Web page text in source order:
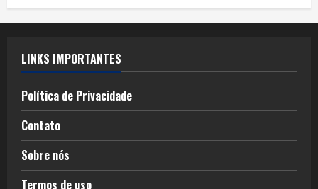
LINKS IMPORTANTES
Política de Privacidade
Contato
Sobre nós
Termos de uso